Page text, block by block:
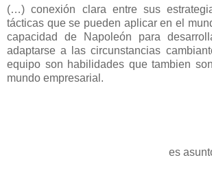
(…) conexión clara entre sus
tácticas que se pueden aplicar en el
capacidad de Napoleón para
adaptarse a las circunstancias
equipo son habilidades que tambien
mundo empresarial.
es